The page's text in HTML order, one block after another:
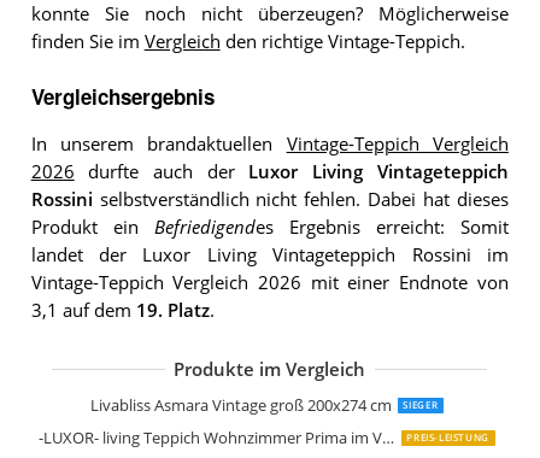
konnte Sie noch nicht überzeugen? Möglicherweise
finden Sie im Vergleich den richtige Vintage-Teppich.
Vergleichsergebnis
In unserem brandaktuellen Vintage-Teppich Vergleich
2026 durfte auch der Luxor Living Vintageteppich
Rossini selbstverständlich nicht fehlen. Dabei hat dieses
Produkt ein Befriedigendes Ergebnis erreicht: Somit
landet der Luxor Living Vintageteppich Rossini im
Vintage-Teppich Vergleich 2026 mit einer Endnote von
3,1 auf dem 19. Platz.
Produkte im Vergleich
Livabliss Asmara Vintage groß 200x274 cm SIEGER
-LUXOR- living Teppich Wohnzimmer Prima im Vintage Design PREIS-LEISTUNG
Loberon Teppich Lortet Vintage-Look
Loberon Teppich Louvarie
Loberon Teppich Delpheer
Surya Tampa Vintage Teppich
Loberon Teppich Daryush
Safavieh Vintage Inspirierter Teppich
Safavieh Wohnzimmer Teppich